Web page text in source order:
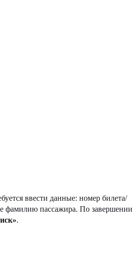
ввести данные: номер билета/
фамилию пассажира. По завершении
.